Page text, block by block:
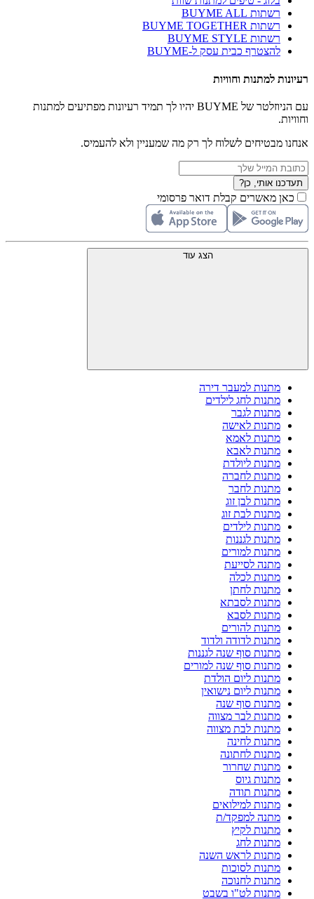
רשתות BUYME ALL
רשתות BUYME TOGETHER
רשתות BUYME STYLE
להצטרף כבית עסק ל-BUYME
רעיונות למתנות וחוויות
עם הניוזלטר של BUYME יהיו לך תמיד רעיונות מפתיעים למתנות
וחוויות.
אנחנו מבטיחים לשלוח לך רק מה שמעניין ולא להעמיס.
תעדכנו אותי, כן?
כאן מאשרים קבלת דואר פרסומי
הצג עוד
מתנות למעבר דירה
מתנות לחג לילדים
מתנות לגבר
מתנות לאישה
מתנות לאמא
מתנות לאבא
מתנות ליולדת
מתנות לחברה
מתנות לחבר
מתנות לבן זוג
מתנות לבת זוג
מתנות לילדים
מתנות לגננות
מתנות למורים
מתנה לסייעת
מתנות לכלה
מתנות לחתן
מתנות לסבתא
מתנות לסבא
מתנות להורים
מתנות לדודה ולדוד
מתנות סוף שנה לגננות
מתנות סוף שנה למורים
מתנות ליום הולדת
מתנות ליום נישואין
מתנות סוף שנה
מתנות לבר מצווה
מתנות לבת מצווה
מתנות לחינה
מתנות לחתונה
מתנות שחרור
מתנות גיוס
מתנות תודה
מתנות למילואים
מתנה למפקד/ת
מתנות לקיץ
מתנות לחג
מתנות לראש השנה
מתנות לסוכות
מתנות לחנוכה
מתנות לט"ו בשבט